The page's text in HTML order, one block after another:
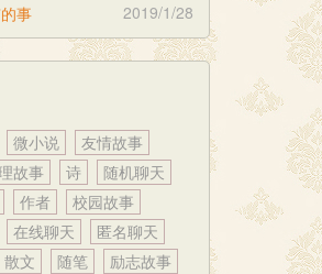
事 2019/1/28
微小说
友情故事
故事 诗
随机聊天
作者
校园故事
在线聊天
匿名聊天
散文 随笔
励志故事